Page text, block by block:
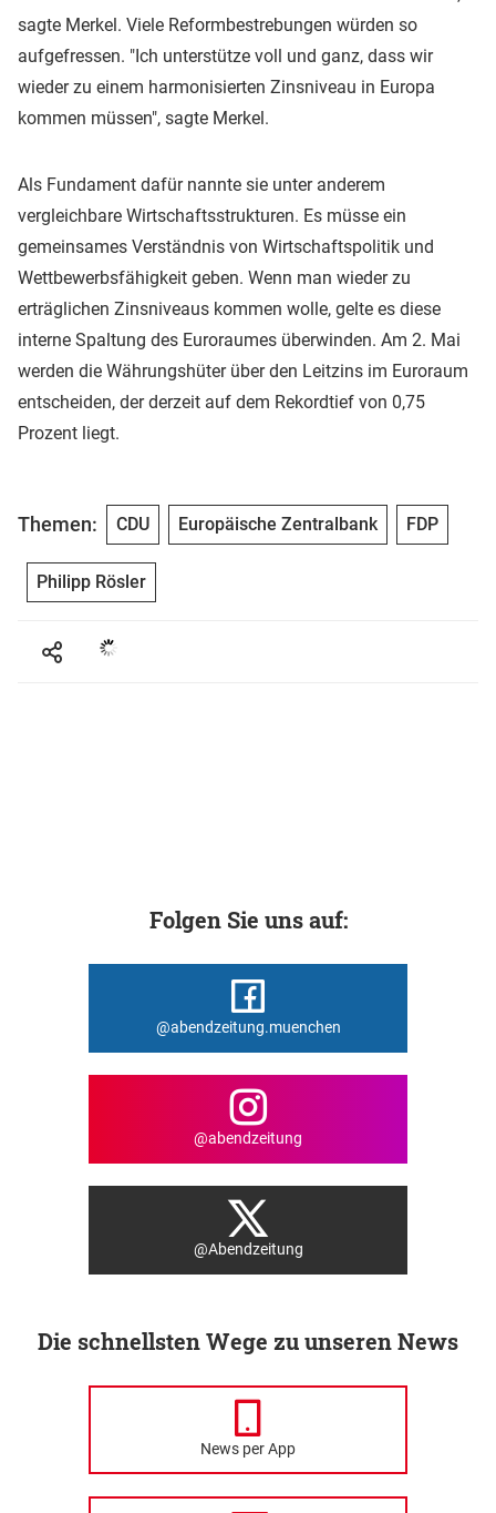
sagte Merkel. Viele Reformbestrebungen würden so
aufgefressen. "Ich unterstütze voll und ganz, dass wir
wieder zu einem harmonisierten Zinsniveau in Europa
kommen müssen", sagte Merkel.
Als Fundament dafür nannte sie unter anderem
vergleichbare Wirtschaftsstrukturen. Es müsse ein
gemeinsames Verständnis von Wirtschaftspolitik und
Wettbewerbsfähigkeit geben. Wenn man wieder zu
erträglichen Zinsniveaus kommen wolle, gelte es diese
interne Spaltung des Euroraumes überwinden. Am 2. Mai
werden die Währungshüter über den Leitzins im Euroraum
entscheiden, der derzeit auf dem Rekordtief von 0,75
Prozent liegt.
Themen: CDU Europäische Zentralbank FDP
Philipp Rösler
Folgen Sie uns auf:
@abendzeitung.muenchen
@abendzeitung
@Abendzeitung
Die schnellsten Wege zu unseren News
News per App